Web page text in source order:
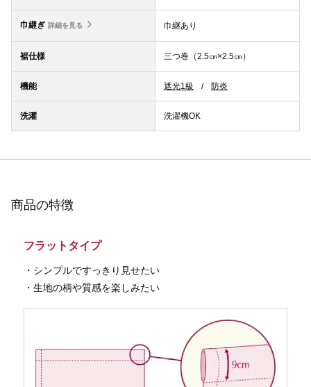
巾継ぎ 詳細を見る 巾継あり
裾仕様 三つ巻（2.5㎝×2.5㎝）
機能 遮光1級 防炎
洗濯 洗濯機OK
商品の特徴
フラットタイプ
・シンプルですっきり見せたい
・生地の柄や質感を楽しみたい